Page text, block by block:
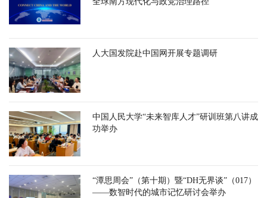
人大国发院赴中国网开展专题调研
中国人民大学“未来智库人才”研训班第八讲成
功举办
“潭思周会”（第十期）暨“DH无界谈”（017）
——数智时代的城市记忆研讨会举办